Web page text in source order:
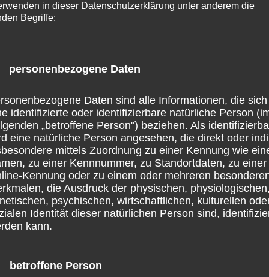
psychischen, wirtschaftlichen, kulturellen
werden kann.
oder identifizierbare natürliche Person, deren
verarbeitet werden.
Hilfe automatisierter Verfahren ausgeführte
mit personenbezogenen Daten wie das Erheben,
Anpassung oder Veränderung, das Auslesen, das
Verbreitung oder eine andere Form der
das Löschen oder die Vernichtung.
ist die Markierung gespeicherter
in dieser Datenschutzerklärung unter anderem die
Begriffe:
Daten
Daten sind alle Informationen, die
identifizierte oder identifizierbare natürliche Person
„betroffene Person") beziehen. Als
eine natürliche Person angesehen, die direkt oder
mittels Zuordnung zu einer Kennung wie
zu einer Kennnummer, zu Standortdaten, zu einer
Kennung oder zu einem oder mehreren
die Ausdruck der physischen, physiologischen,
psychischen, wirtschaftlichen, kulturellen
Identität dieser natürlichen Person sind,
kann.
betroffene Person